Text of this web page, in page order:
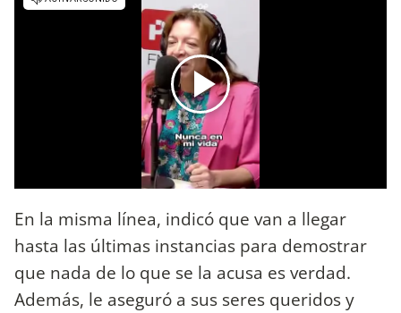
En la misma línea, indicó que van a llegar
hasta las últimas instancias para demostrar
que nada de lo que se la acusa es verdad.
Además, le aseguró a sus seres queridos y